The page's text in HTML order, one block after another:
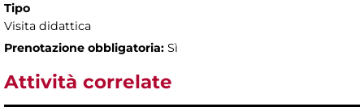
Tipo
Visita didattica
Prenotazione obbligatoria: Sì
Attività correlate